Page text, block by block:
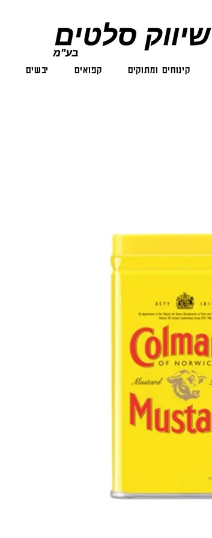
קינוחים ומתוקים קפואים יבשים